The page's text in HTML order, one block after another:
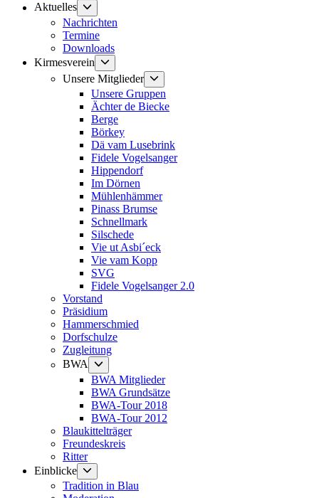
Aktuelles
Untermenü
anzeigen
Nachrichten
Termine
Downloads
Kirmesverein
anzeigen
Unsere Mitglieder
anzeigen
Unsere Gruppen
Ächter de Biecke
Berge
Börkey
Dä vam Lusebrink
Fidele Vogelsanger
Hippendorf
Im Dörnen
Mühlenhämmer
Pinass Brumse
Schnellmark
Silschede
Vie ut Asbi´eck
Vie vam Kopp
SVG
Fidele Vogelsanger 2.0
Vorstand
Präsidium
Hammerschmied
Dorfschulze
Zugleitung
BWA
Untermenü
anzeigen
BWA Mitglieder
BWA Grundsätze
BWA-Tour 2018
BWA-Tour 2012
Blaukittelträger
Freundeskreis
Ritter
Einblicke
anzeigen
Tradition in Blau